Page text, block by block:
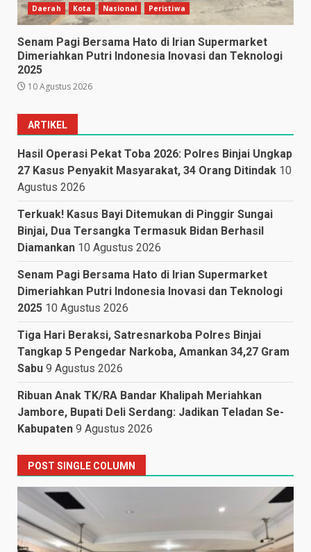
Daerah Kota Nasional Peristiwa
Senam Pagi Bersama Hato di Irian Supermarket
Dimeriahkan Putri Indonesia Inovasi dan Teknologi
2025
10 Agustus 2026
ARTIKEL
Hasil Operasi Pekat Toba 2026: Polres Binjai Ungkap
27 Kasus Penyakit Masyarakat, 34 Orang Ditindak 10
Agustus 2026
Terkuak! Kasus Bayi Ditemukan di Pinggir Sungai
Binjai, Dua Tersangka Termasuk Bidan Berhasil
Diamankan 10 Agustus 2026
Senam Pagi Bersama Hato di Irian Supermarket
Dimeriahkan Putri Indonesia Inovasi dan Teknologi
2025 10 Agustus 2026
Tiga Hari Beraksi, Satresnarkoba Polres Binjai
Tangkap 5 Pengedar Narkoba, Amankan 34,27 Gram
Sabu 9 Agustus 2026
Ribuan Anak TK/RA Bandar Khalipah Meriahkan
Jambore, Bupati Deli Serdang: Jadikan Teladan Se-
Kabupaten 9 Agustus 2026
POST SINGLE COLUMN